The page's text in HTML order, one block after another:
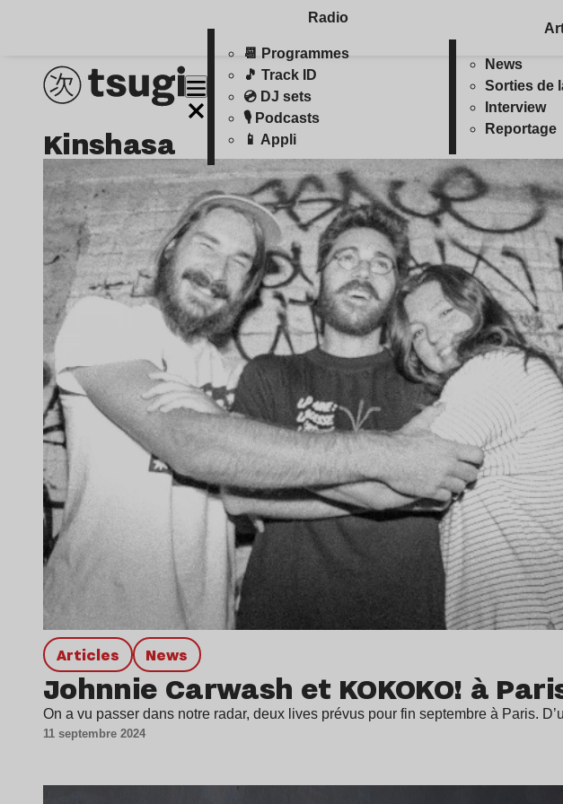
Radio
📆 Programmes
🎵 Track ID
💿 DJ sets
🎙️ Podcasts
📱 Appli
News
Sorties de
Interview
Reportage
kinshasa
Articles news
Johnnie Carwash et KOKOKO! à
On a vu passer dans notre radar, deux lives prévus pour fin septembre à Paris.
11 septembre 2024